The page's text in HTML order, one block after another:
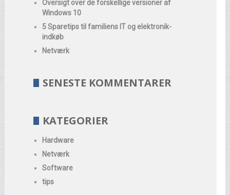
Oversigt over de forskellige versioner af
Windows 10
5 Sparetips til familiens IT og elektronik-
indkøb
Netværk
SENESTE KOMMENTARER
KATEGORIER
Hardware
Netværk
Software
tips